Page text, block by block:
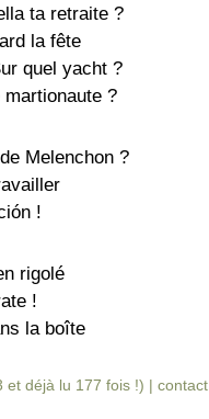
ta retraite ?
la fête
quel yacht ?
?
Melenchon ?
!
rigolé
!
la boîte
et déjà lu 177 fois !) | contact